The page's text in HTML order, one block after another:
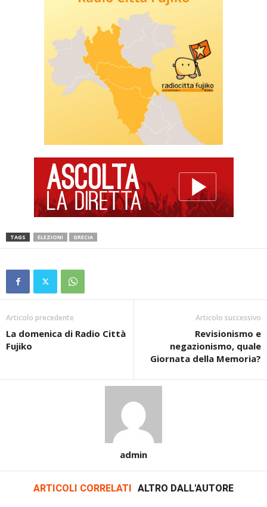
TAGS ELEZIONI GRECIA
Articolo precedente
La domenica di Radio Città
Fujiko
Articolo successivo
Revisionismo e
negazionismo, quale
Giornata della Memoria?
admin
ARTICOLI CORRELATI ALTRO DALL'AUTORE